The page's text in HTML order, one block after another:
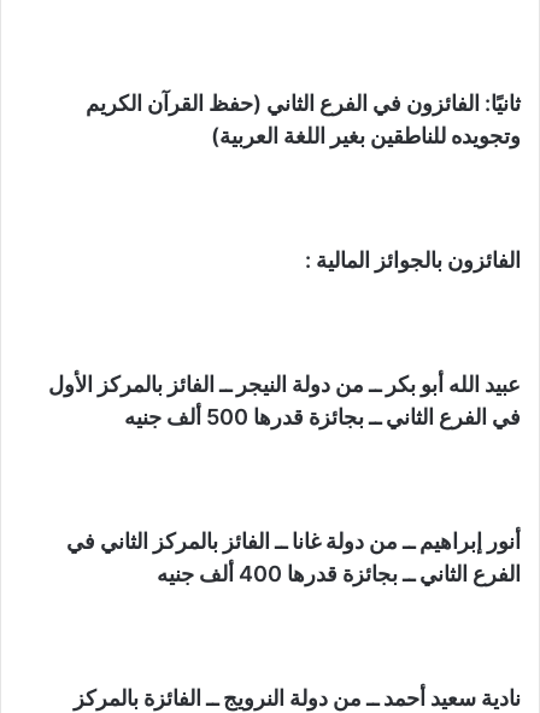
ثانيًا: الفائزون في الفرع الثاني (حفظ القرآن الكريم
وتجويده للناطقين بغير اللغة العربية)
الفائزون بالجوائز المالية :
عبيد الله أبو بكر ــ من دولة النيجر ــ الفائز بالمركز الأول
في الفرع الثاني ــ بجائزة قدرها 500 ألف جنيه
أنور إبراهيم ــ من دولة غانا ــ الفائز بالمركز الثاني في
الفرع الثاني ــ بجائزة قدرها 400 ألف جنيه
نادية سعيد أحمد ــ من دولة النرويج ــ الفائزة بالمركز